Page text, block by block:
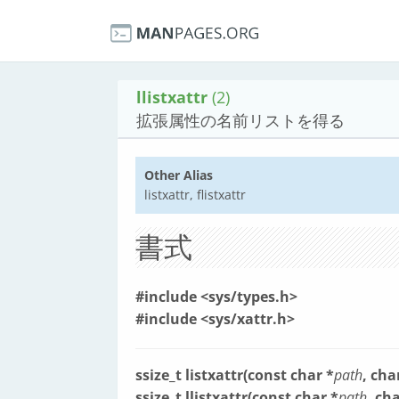
llistxattr (2)
拡張属性の名前リストを得る
Other Alias
listxattr, flistxattr
書式
#include <sys/types.h>
#include <sys/xattr.h>
ssize_t listxattr(const char *path,